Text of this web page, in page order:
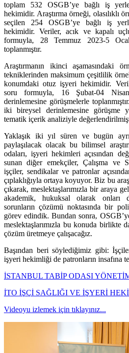
toplam 532 OSGB’ye bağlı iş
hekimidir. Araştırma örneği, olasılıklı
seçilen 254 OSGB’ye bağlı iş
hekimidir. Veriler, acık ve kapalı
formuyla, 28 Temmuz 2023-5
toplanmıştır.
Araştırmanın ikinci aşamasındaki
tekniklerinden maksimum çeşitlilik
konumdaki otuz işyeri hekimidir.
soru formuyla, 16 Şubat-04
derinlemesine görüşmelerle
iki bireysel derinlemesine görüşme
tematik içerik analiziyle
Yaklaşık iki yıl süren ve bugün
paylaşılacak olacak bu bilimsel
odaları, işyeri hekimleri açısından
sunan diğer emekçiler, Çalışma ve
işçiler, sendikalar ve patronlar
çıplaklığıyla ortaya koyuyor. Biz bu
çıkarak, meslektaşlarımızla bir araya
akademik, hukuksal olarak onları
sorunların çözümü noktasında bir
görev edindik. Bundan sonra,
meslektaşlarımızla bu konuda birlikte
çözüm üretmeye çalışacağız.
Başından beri söylediğimiz gibi:
işyeri hekimliği de patronların insafına
İSTANBUL TABİP ODASI
İTO İŞÇİ SAĞLIĞI VE İŞYERİ
Videoyu izlemek için tıklayınız...